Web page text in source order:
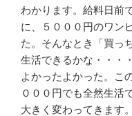
わかります。給料日前
に、５０００円のワン
た。そんなとき「買っ
生活できるかな・・・
よかったよかった。こ
０００円でも全然生活
大きく変わってきます。